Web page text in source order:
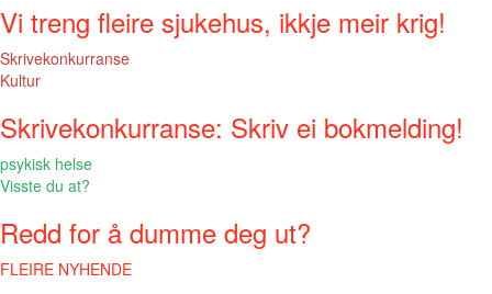
Vi treng fleire sjukehus, ikkje meir krig!
Skrivekonkurranse
Kultur
Skrivekonkurranse: Skriv ei bokmelding!
psykisk helse
Visste du at?
Redd for å dumme deg ut?
FLEIRE NYHENDE